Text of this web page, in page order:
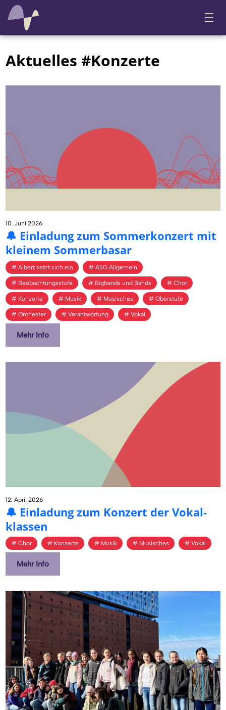
Aktuelles #Konzerte
10. Juni 2026
🔔 Ein­la­dung zum Som­mer­kon­zert mit
klei­nem Som­mer­ba­sar
Albert setzt sich ein ASG Allgemein
Beobachtungsstufe Bigbands und Bands Chor
Konzerte Musik Musisches Oberstufe
Orchester Verantwortung Vokal
Mehr Info
12. April 2026
🔔 Ein­la­dung zum Kon­zert der Vo­kal­
klas­sen
Chor Konzerte Musik Musisches Vokal
Mehr Info